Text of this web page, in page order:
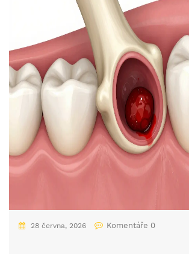
28 června, 2026 Komentáře 0